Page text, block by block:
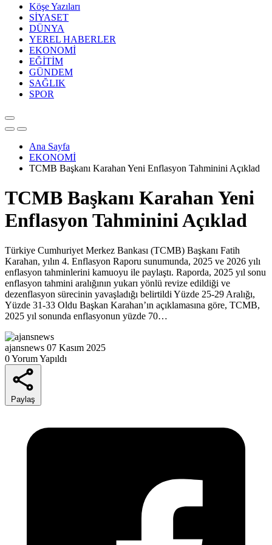
Köşe Yazıları
SİYASET
DÜNYA
YEREL HABERLER
EKONOMİ
EĞİTİM
GÜNDEM
SAĞLIK
SPOR
Ana Sayfa
EKONOMİ
TCMB Başkanı Karahan Yeni Enflasyon Tahminini Açıklad
TCMB Başkanı Karahan Yeni
Enflasyon Tahminini Açıklad
Türkiye Cumhuriyet Merkez Bankası (TCMB) Başkanı Fatih
Karahan, yılın 4. Enflasyon Raporu sunumunda, 2025 ve 2026 yılı
enflasyon tahminlerini kamuoyu ile paylaştı. Raporda, 2025 yıl sonu
enflasyon tahmini aralığının yukarı yönlü revize edildiği ve
dezenflasyon sürecinin yavaşladığı belirtildi Yüzde 25-29 Aralığı,
Yüzde 31-33 Oldu Başkan Karahan’ın açıklamasına göre, TCMB,
2025 yıl sonunda enflasyonun yüzde 70…
ajansnews 07 Kasım 2025
0 Yorum Yapıldı
Paylaş